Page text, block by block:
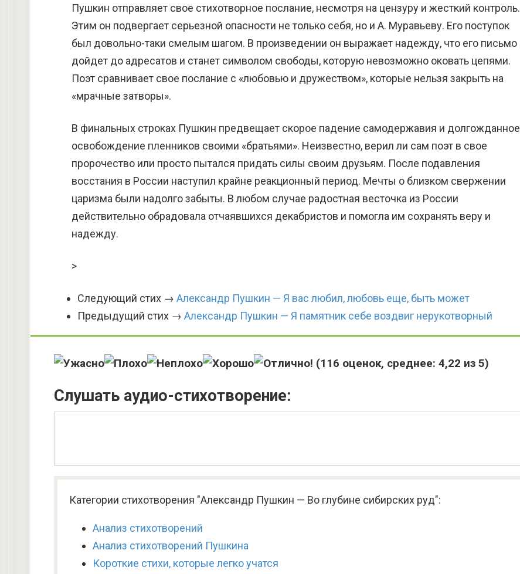
Пушкин отправляет свое стихотворное послание, несмотря на цензуру и жесткий контроль.
Этим он подвергает серьезной опасности не только себя, но и А. Муравьеву. Его поступок
был довольно-таки смелым шагом. В произведении он выражает надежду, что его письмо
дойдет до адресатов и станет символом свободы, которую невозможно оковать цепями.
Поэт сравнивает свое послание с «любовью и дружеством», которые нельзя закрыть на
«мрачные затворы».
В финальных строках Пушкин предвещает скорое падение самодержавия и долгожданное
освобождение пленников своими «братьями». Неизвестно, верил ли сам поэт в свое
пророчество или просто пытался придать силы своим друзьям. После подавления
восстания в России наступил крайне реакционный период. Мечты о близком свержении
царизма были надолго забыты. В любом случае радостная весточка из России
действительно обрадовала отчаявшихся декабристов и помогла им сохранять веру и
надежду.
>
Следующий стих → Александр Пушкин — Я вас любил, любовь еще, быть может
Предыдущий стих → Александр Пушкин — Я памятник себе воздвиг нерукотворный
(116 оценок, среднее: 4,22 из 5)
Слушать аудио-стихотворение:
Категории стихотворения "Александр Пушкин — Во глубине сибирских руд":
Анализ стихотворений
Анализ стихотворений Пушкина
Короткие стихи, которые легко учатся